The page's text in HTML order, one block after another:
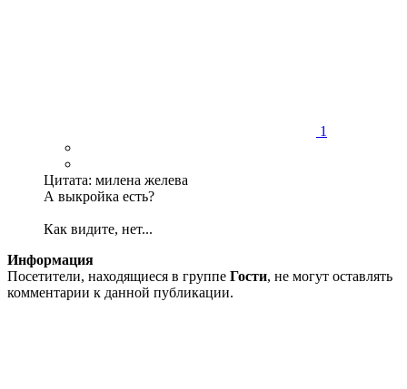
1
Цитата: милена желева
А выкройка есть?
Как видите, нет...
Информация
Посетители, находящиеся в группе Гости, не могут оставлять
комментарии к данной публикации.